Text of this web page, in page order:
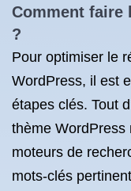
Comment faire
?
Pour optimiser le
WordPress, il est
étapes clés. Tout
thème WordPress
moteurs de
mots-clés